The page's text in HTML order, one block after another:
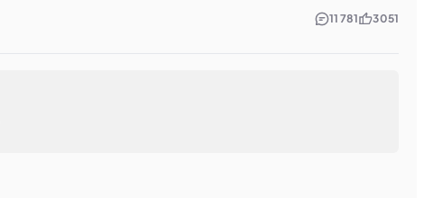
11 781 3 051